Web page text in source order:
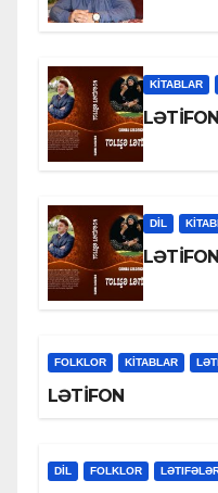
KİTABLAR
LƏTİFON
DİL
FOLKLOR KİTABLAR
LƏTİFON
DİL FOLKLOR